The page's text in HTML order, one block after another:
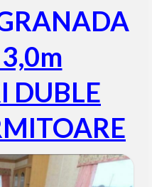
DUBLE